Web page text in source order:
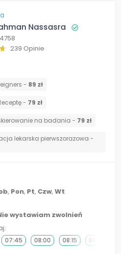
Nassasra
239 Opinie
- 89 zł
- 79 zł
na badania - 79 zł
lekarska pierwszorazowa -
, Pon, Pt, Czw, Wt
wystawiam zwolnień
07:45 08:00 08:15 08:30